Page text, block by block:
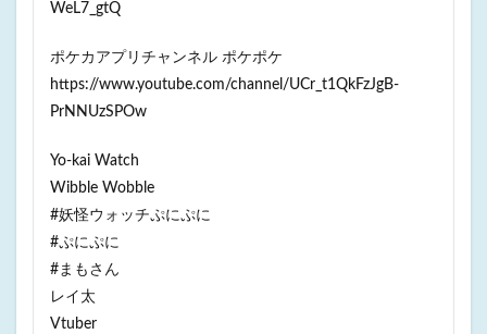
WeL7_gtQ
ポケカアプリチャンネル ポケポケ
https://www.youtube.com/channel/UCr_t1QkFzJgB-
PrNNUzSPOw
Yo-kai Watch
Wibble Wobble
#妖怪ウォッチぷにぷに
#ぷにぷに
#まもさん
レイ太
Vtuber